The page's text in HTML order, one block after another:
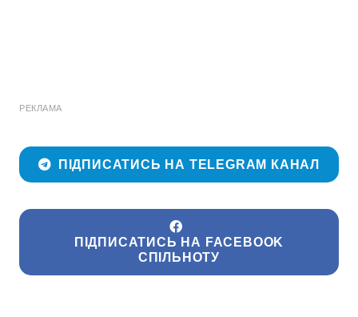
РЕКЛАМА
ПІДПИСАТИСЬ НА TELEGRAM КАНАЛ
ПІДПИСАТИСЬ НА FACEBOOK
СПІЛЬНОТУ